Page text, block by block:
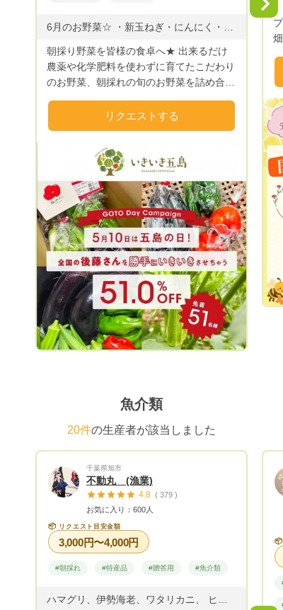
たレディースクリニックでも使っていただ
いております。「ホンモノ」を求める所で
は、満足度の高い卵を提供できておりま
す。卵かけご飯におススメです！
朝採り野菜を皆様の食卓へ★ 出来るだけ
農薬や化学肥料を使わずに育てたこだわり
のお野菜、朝採れの旬のお野菜を詰め合わ
送料別3000円 7-8品前後 送料別4000
円 10-11品前後 を基本としております
リクエストやお嫌いなお野菜は出来るだけ
対応致します。 ※年中、クール便でのお届
けとなります。 ※北海道、沖縄は別途費用
がかかります！ 購入前にお問い合わせく
ださい！
リクエストする
Next
Previous
魚介類
20件の生産者が該当しました
千葉県旭市
不動丸 (漁業)
4.8 ( 379 )
お気に入り：600人
📦 リクエスト目安金額
3,000円〜4,000円
#朝採れ #特産品 #贈答用 #魚介類
📦